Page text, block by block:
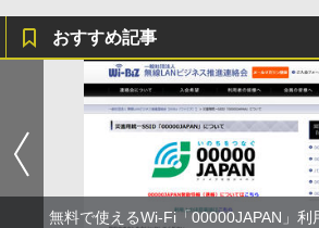
おすすめ記事
無料で使えるWi-Fi「00000JAPAN」利